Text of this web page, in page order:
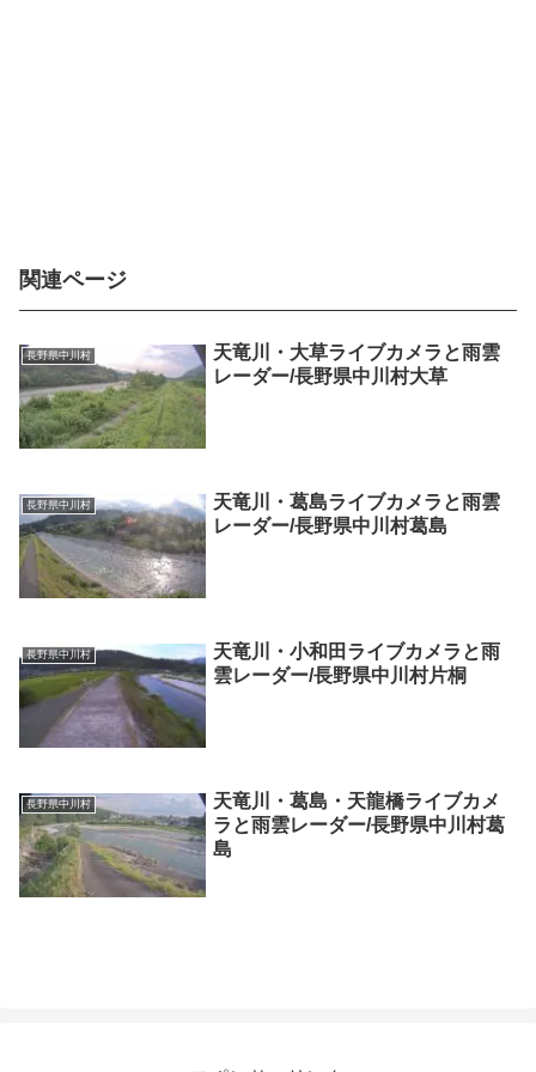
関連ページ
長野県中川村
天竜川・大草ライブカメラと雨雲
レーダー/長野県中川村大草
長野県中川村
天竜川・葛島ライブカメラと雨雲
レーダー/長野県中川村葛島
長野県中川村
天竜川・小和田ライブカメラと雨
雲レーダー/長野県中川村片桐
長野県中川村
天竜川・葛島・天龍橋ライブカメ
ラと雨雲レーダー/長野県中川村葛
島